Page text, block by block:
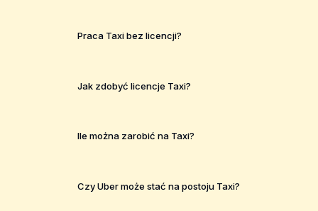
Praca Taxi bez licencji?
Jak zdobyć licencje Taxi?
Ile można zarobić na Taxi?
Czy Uber może stać na postoju Taxi?